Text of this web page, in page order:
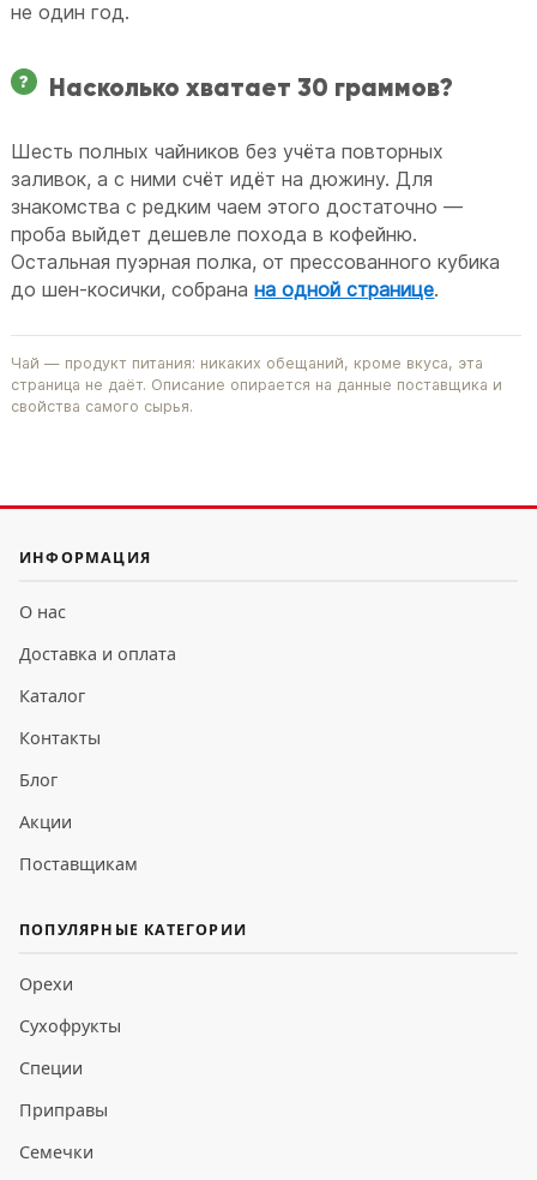
не один год.
Насколько хватает 30 граммов?
Шесть полных чайников без учёта повторных
заливок, а с ними счёт идёт на дюжину. Для
знакомства с редким чаем этого достаточно —
проба выйдет дешевле похода в кофейню.
Остальная пуэрная полка, от прессованного кубика
до шен-косички, собранана одной странице.
Чай — продукт питания: никаких обещаний, кроме вкуса, эта
страница не даёт. Описание опирается на данные поставщика и
свойства самого сырья.
ИНФОРМАЦИЯ
О нас
Доставка и оплата
Каталог
Контакты
Блог
Акции
Поставщикам
ПОПУЛЯРНЫЕ КАТЕГОРИИ
Орехи
Сухофрукты
Специи
Приправы
Семечки